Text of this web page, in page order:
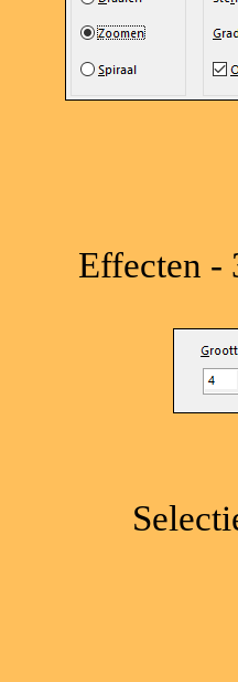
Effecten -